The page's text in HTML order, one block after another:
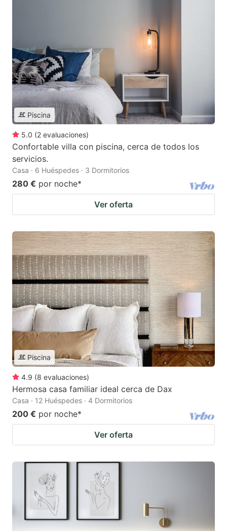
Piscina
5.0 (2 evaluaciones)
Confortable villa con piscina, cerca de todos los
servicios.
Casa · 6 Huéspedes · 3 Dormitorios
280 € por noche*
Ver oferta
Piscina
4.9 (8 evaluaciones)
Hermosa casa familiar ideal cerca de Dax
Casa · 12 Huéspedes · 4 Dormitorios
200 € por noche*
Ver oferta